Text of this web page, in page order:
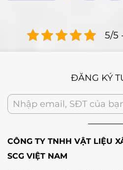
5/5
ĐĂNG KÝ
CÔNG TY TNHH VẬT LIỆU
SCG VIỆT NAM